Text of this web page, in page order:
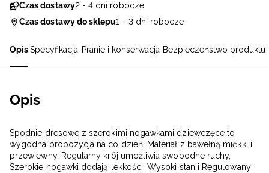
OpisSpecyfikacja Pranie i konserwacja Bezpieczeństwo produktu
Opis
Spodnie dresowe z szerokimi nogawkami dziewczęce to
wygodna propozycja na co dzień: Materiał z bawełną miękki i
przewiewny, Regularny krój umożliwia swobodne ruchy,
Szerokie nogawki dodają lekkości, Wysoki stan i Regulowany
Czas dostawy2 - 4 dni robocze
Czas dostawy do sklepu1 - 3 dni robocze